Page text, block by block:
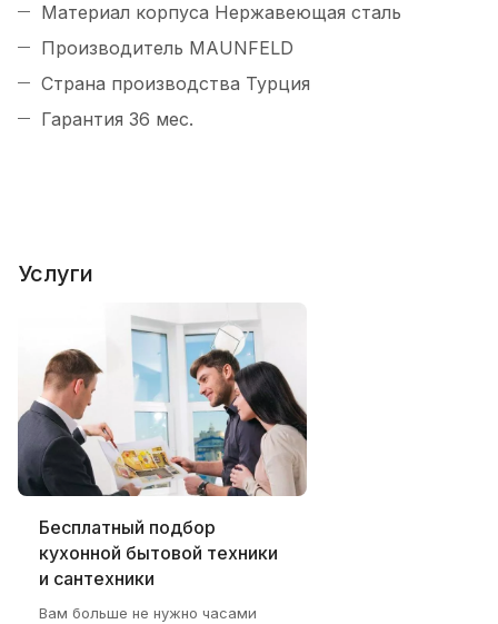
Материал корпуса Нержавеющая сталь
Производитель MAUNFELD
Страна производства Турция
Гарантия 36 мес.
Услуги
Бесплатный подбор
кухонной бытовой техники
и сантехники
Вам больше не нужно часами